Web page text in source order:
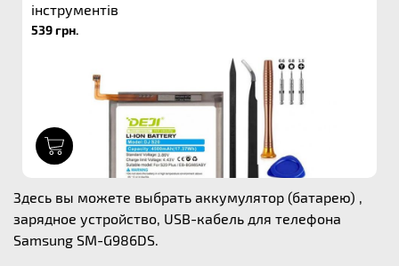
інструментів
539 грн.
Здесь вы можете выбрать аккумулятор (батарею) ,
зарядное устройство, USB-кабель для телефона
Samsung SM-G986DS.